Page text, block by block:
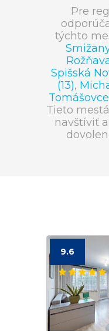
Pre
týchto
Spišská
(13),
Tomášovce
Tieto
navštíviť
9.6